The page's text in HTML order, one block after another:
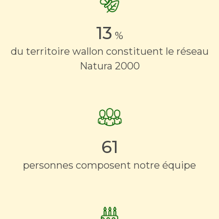
13 %
du territoire wallon constituent le réseau
Natura 2000
61
personnes composent notre équipe